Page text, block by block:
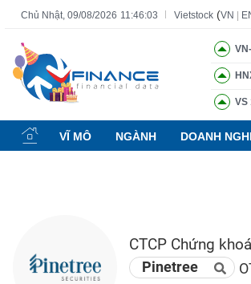
Chủ Nhật, 09/08/2026 11:46:04 Vietstock (VN
VS
VĨ MÔ NGÀNH DOANH
CTCP Chứng
Pinetree
Tất cả Tính năng Ngành Mã
Tính
năng
(-)
CHỨNG
KHOÁN